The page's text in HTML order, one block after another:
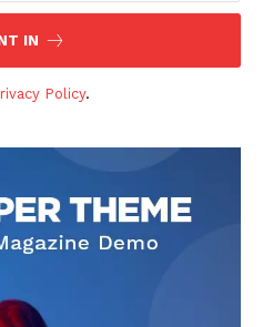
IN
Policy.